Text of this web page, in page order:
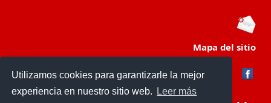
Utilizamos cookies para garantizarle la mejor
experiencia en nuestro sitio web.
Leer más
Mapa del sitio